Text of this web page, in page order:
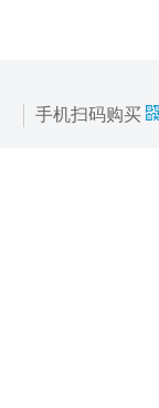
手机扫码购买